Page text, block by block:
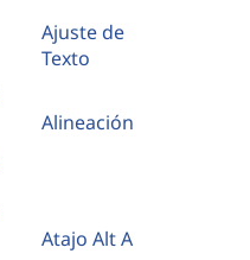
Ajuste de
Texto
Alineación
Atajo Alt A